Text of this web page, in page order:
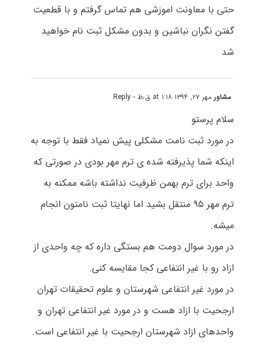
حتی با معاونت اموزشی هم تماس گرفتم و با قطعیت
گفتن نگران نباشین و بدون مشکل ثبت نام خواهید
شد
مشاورمهر ۲۷, ۱۳۹۴ at ۱:۱۸ ق٫ظ - Reply
سلام پرستو
در مورد ثبت نامت مشکلی پیش نمیاد فقط با توجه به
اینکه شما پذیرفته شده ی ترم مهر بودی در صورتی که
واحد برای ترم بهمن ظرفیت نداشته باشه ممکنه به
ترم مهر ۹۵ منتقل بشید اما نهایتا ثبت نامتون انجام
میشه.
در مورد سوال دومت هم بستگی داره که چه واحدی از
ازاد رو با غیر انتفاعی کجا مقایسه کنی.
در مورد غیر انتفاعی شهرستان و علوم تحقیقات تهران
ارجحیت با ازاد هست و در مورد غیر انتفاعی تهران و
واحدهای ازاد شهرستان ارجحیت با غیر انتفاعی است.